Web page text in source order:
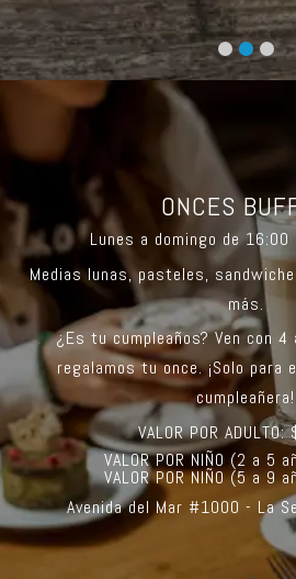
ONCES
Lunes a domingo de
Medias lunas, pasteles,
más.
¿Es tu cumpleaños? Ven con
regalamos tu once. ¡Solo para
cumpleañera!
VALOR POR
VALOR POR NIÑO (2 a 5
VALOR POR NIÑO (5 a 9
Avenida del Mar #1000 - La